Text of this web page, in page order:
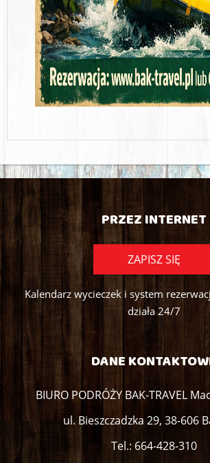
PRZEZ INTERNET
ZAPISZ SIĘ
Kalendarz wycieczek i system
działa 24/7
DANE
BIURO PODRÓŻY BAK-TRAVEL
ul. Bieszczadzka 29, 38-606
Tel.: 664-428-310